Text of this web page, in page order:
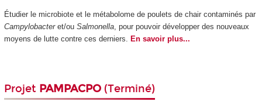
Étudier le microbiote et le métabolome de poulets de chair contaminés par
Campylobacteret/ou Salmonella, pour pouvoir développer des nouveaux
moyens de lutte contre ces derniers. En savoir plus...
Projet PAMPACPO(Terminé)